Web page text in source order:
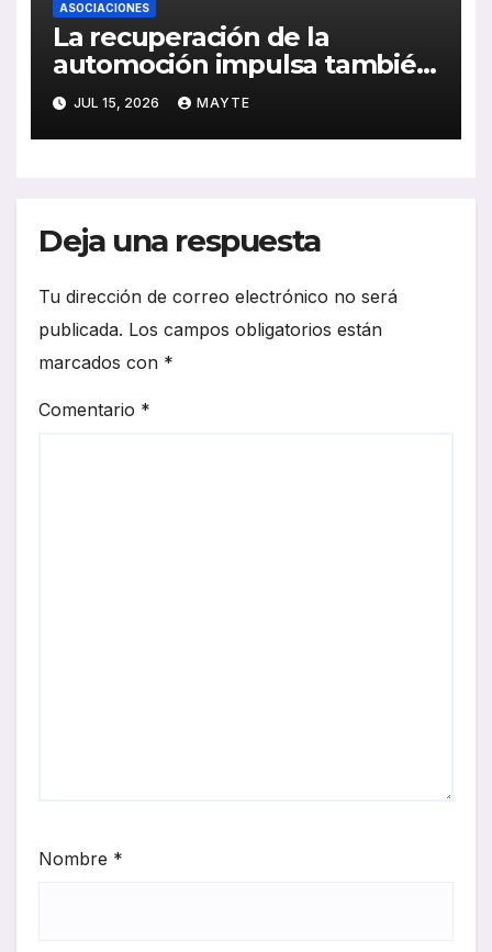
ASOCIACIONES
La recuperación de la
automoción impulsa también
al sector del autocar: récord
de inversión y avance de la
electrificación en 2025
JUL 15, 2026 MAYTE
Deja una respuesta
Tu dirección de correo electrónico no será
publicada. Los campos obligatorios están
marcados con *
Comentario *
Nombre *